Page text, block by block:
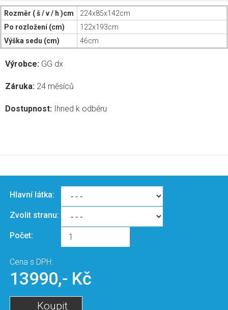
Rozměr ( š / v / h )cm
224x85x142cm
Po rozložení (cm)
122x193cm
Výška sedu (cm)
46cm
Výrobce: GG dx
Záruka: 24 měsíců
Dostupnost: Ihned k odběru
Hlavní látka:
Zvolit stranu:
Počet:
Cena s DPH:
13990,- Kč
Koupit